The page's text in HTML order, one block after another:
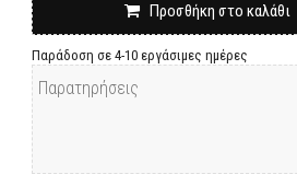
Προσθήκη στο καλάθι
Παράδοση σε 4-10 εργάσιμες ημέρες